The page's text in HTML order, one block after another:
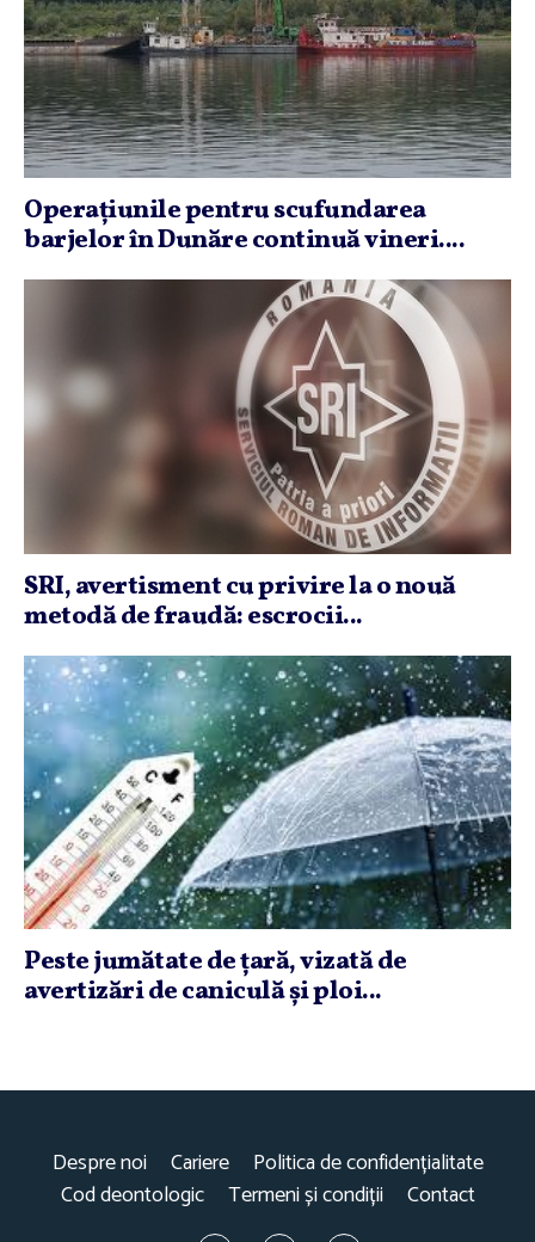
Operaţiunile pentru scufundarea
barjelor în Dunăre continuă vineri....
SRI, avertisment cu privire la o nouă
metodă de fraudă: escrocii...
Peste jumătate de ţară, vizată de
avertizări de caniculă şi ploi...
Despre noi Cariere
Politica de confidențialitate
Cod deontologic
Termeni și condiții Contact